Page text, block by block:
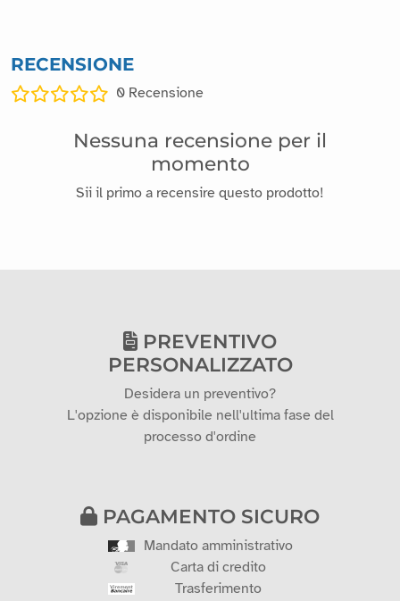
RECENSIONE
0 Recensione
Nessuna recensione per il
momento
Sii il primo a recensire questo prodotto!
PREVENTIVO
PERSONALIZZATO
Desidera un preventivo?
L'opzione è disponibile nell'ultima fase del
processo d'ordine
PAGAMENTO SICURO
Mandato amministrativo
Carta di credito
Trasferimento